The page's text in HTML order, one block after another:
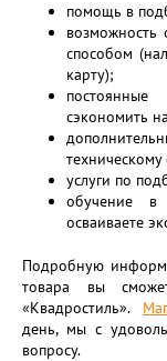
помощь в
возможность
способом
карту);
сэкономить
услуги по
обучение в
осваиваете
Подробную
товара вы
«Квадростиль».
день, мы с
вопросу.